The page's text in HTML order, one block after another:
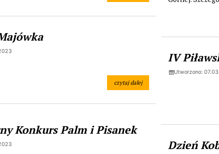
czytaj dalej
na temat: Sportowa Majówka
IV
Utworzono:
Konkurs Palm i Pisanek
Dzień